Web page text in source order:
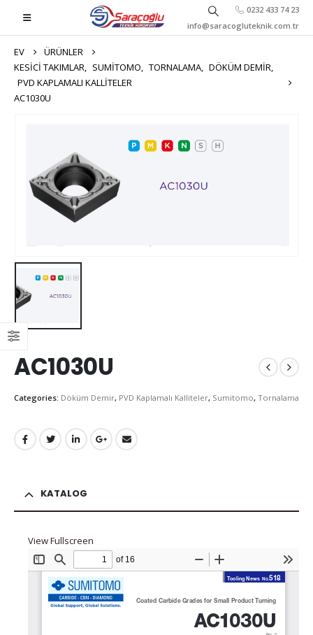
0232 433 74 23
info@saracogluteknik.com.tr
EV
ÜRÜNLER
KESICI TAKIMLAR, SUMITOMO, TORNALAMA, DÖKÜM DEMIR,
PVD KAPLAMALI KALLITELER
AC1030U
AC1030U
Categories: Döküm Demir, PVD Kaplamalı Kalliteler, Sumitomo, Tornalama
KATALOG
View Fullscreen